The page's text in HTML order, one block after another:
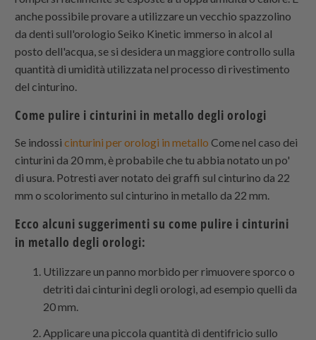
anche possibile provare a utilizzare un vecchio spazzolino
da denti sull'orologio Seiko Kinetic immerso in alcol al
posto dell'acqua, se si desidera un maggiore controllo sulla
quantità di umidità utilizzata nel processo di rivestimento
del cinturino.
Come pulire i cinturini in metallo degli orologi
Se indossicinturini per orologi in metallo Come nel caso dei
cinturini da 20 mm, è probabile che tu abbia notato un po'
di usura. Potresti aver notato dei graffi sul cinturino da 22
mm o scolorimento sul cinturino in metallo da 22 mm.
Ecco alcuni suggerimenti su come pulire i cinturini
in metallo degli orologi:
Utilizzare un panno morbido per rimuovere sporco o
detriti dai cinturini degli orologi, ad esempio quelli da
20 mm.
Applicare una piccola quantità di dentifricio sullo